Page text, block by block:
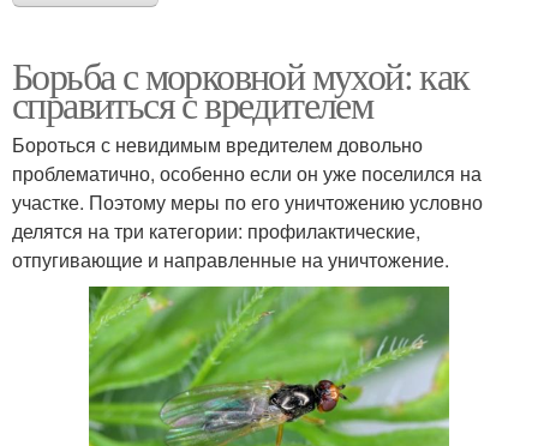
Борьба с морковной мухой: как
справиться с вредителем
Бороться с невидимым вредителем довольно
проблематично, особенно если он уже поселился на
участке. Поэтому меры по его уничтожению условно
делятся на три категории: профилактические,
отпугивающие и направленные на уничтожение.